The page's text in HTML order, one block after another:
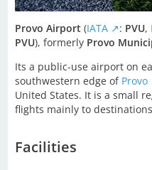
Provo Airport (IATA : PVU,
PVU), formerly Provo
Its a public-use airport on
southwestern edge of Provo
United States. It is a small
flights mainly to
Facilities